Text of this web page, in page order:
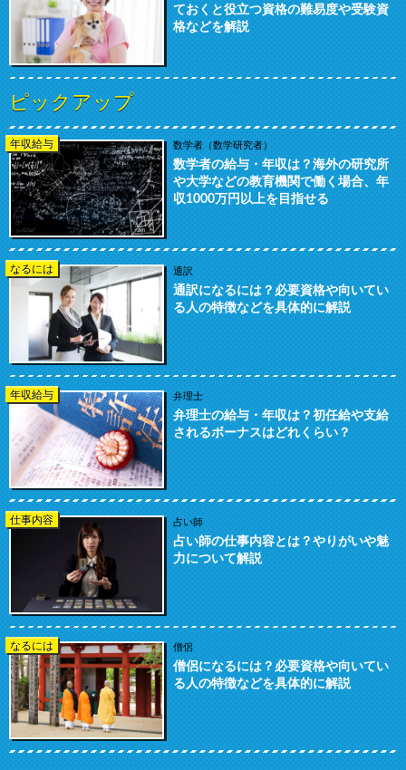
ておくと役立つ資格の難易度や受験資
格などを解説
ピックアップ
年収給与 数学者（数学研究者）
数学者の給与・年収は？海外の研究所
や大学などの教育機関で働く場合、年
収1000万円以上を目指せる
なるには 通訳
通訳になるには？必要資格や向いてい
る人の特徴などを具体的に解説
年収給与 弁理士
弁理士の給与・年収は？初任給や支給
されるボーナスはどれくらい？
仕事内容 占い師
占い師の仕事内容とは？やりがいや魅
力について解説
なるには 僧侶
僧侶になるには？必要資格や向いてい
る人の特徴などを具体的に解説